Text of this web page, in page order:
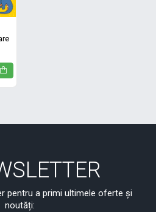
pentru a primi ultimele oferte și
noutăți: